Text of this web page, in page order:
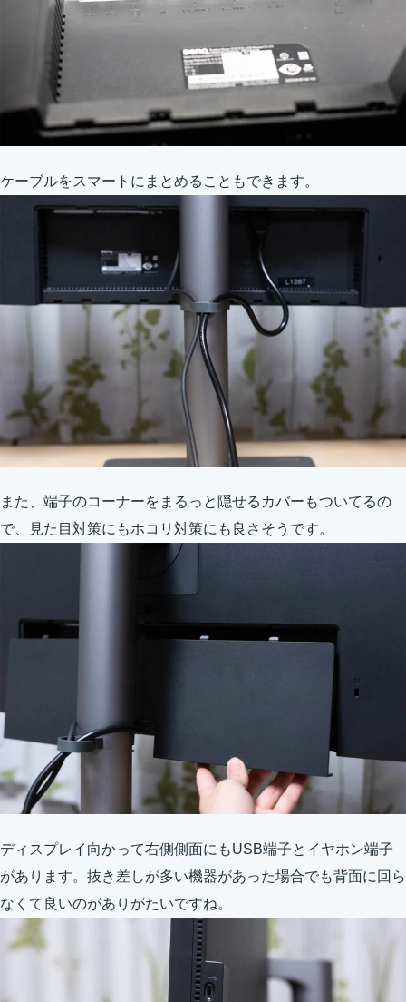
ケーブルをスマートにまとめることもできます。
また、端子のコーナーをまるっと隠せるカバーもついてるの
で、見た目対策にもホコリ対策にも良さそうです。
ディスプレイ向かって右側側面にもUSB端子とイヤホン端子
があります。抜き差しが多い機器があった場合でも背面に回ら
なくて良いのがありがたいですね。